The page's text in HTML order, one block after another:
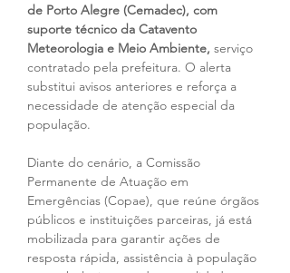
de Porto Alegre (Cemadec), com
suporte técnico da Catavento
Meteorologia e Meio Ambiente, serviço
contratado pela prefeitura. O alerta
substitui avisos anteriores e reforça a
necessidade de atenção especial da
população.
Diante do cenário, a Comissão
Permanente de Atuação em
Emergências (Copae), que reúne órgãos
públicos e instituições parceiras, já está
mobilizada para garantir ações de
resposta rápida, assistência à população